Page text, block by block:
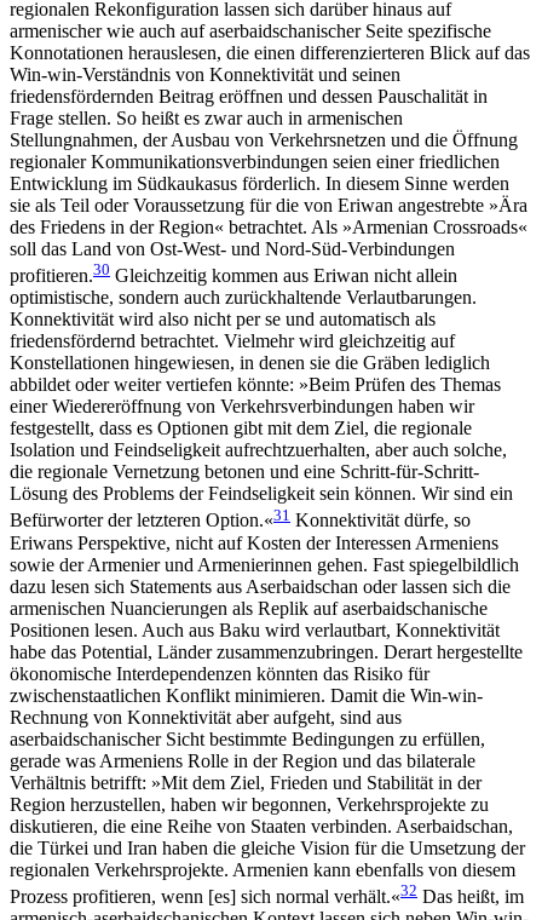
regionalen Rekonfiguration lassen sich darüber hinaus auf
armenischer wie auch auf aser­baidschanischer Seite spezifische
Konnotationen herauslesen, die einen differenzierteren Blick auf das
Win-win-Verständnis von Konnektivität und seinen
friedensfördernden Beitrag eröffnen und dessen Pau­schalität in
Frage stellen. So heißt es zwar auch in armenischen
Stellungnahmen, der Ausbau von Ver­kehrsnetzen und die Öffnung
regionaler Kommuni­kationsverbindungen seien einer friedlichen
Entwick­lung im Südkaukasus förderlich. In diesem Sinne werden
sie als Teil oder Voraussetzung für die von Eriwan angestrebte »Ära
des Friedens in der Region« betrachtet. Als »Armenian Crossroads«
soll das Land von Ost-West- und Nord-Süd-Verbindungen
profitieren.30 Gleichzeitig kommen aus Eriwan nicht allein
optimistische, sondern auch zurückhaltende Verlaut­barungen.
Konnektivität wird also nicht per se und automatisch als
friedensfördernd betrachtet. Viel­mehr wird gleichzeitig auf
Konstellationen hingewiesen, in denen sie die Gräben lediglich
abbildet oder weiter vertiefen könnte: »Beim Prüfen des Themas
einer Wiedereröffnung von Verkehrsverbindungen haben wir
festgestellt, dass es Optionen gibt mit dem Ziel, die regionale
Isolation und Feindseligkeit aufrechtzuerhalten, aber auch solche,
die regionale Vernetzung betonen und eine Schritt-für-Schritt-
Lösung des Problems der Feindseligkeit sein können. Wir sind ein
Befürworter der letzteren Option.«31 Konnektivität dürfe, so
Eriwans Perspektive, nicht auf Kosten der Interessen Armeniens
sowie der Armenier und Armenierinnen gehen. Fast spiegelbildlich
dazu lesen sich Statements aus Aserbaidschan oder lassen sich die
armenischen Nuancierungen als Replik auf aserbaidschanische
Positionen lesen. Auch aus Baku wird verlautbart, Konnektivität
habe das Potential, Länder zusammenzubringen. Derart hergestellte
öko­nomische Interdependenzen könnten das Risiko für
zwischenstaatlichen Konflikt minimieren. Damit die Win-win-
Rechnung von Konnektivität aber auf­geht, sind aus
aserbaidschanischer Sicht bestimmte Bedin­gungen zu erfüllen,
gerade was Armeniens Rolle in der Region und das bilaterale
Verhältnis betrifft: »Mit dem Ziel, Frieden und Stabilität in der
Region herzu­stellen, haben wir begonnen, Verkehrs­projekte zu
diskutieren, die eine Reihe von Staaten verbinden. Aserbaidschan,
die Türkei und Iran haben die gleiche Vision für die Umsetzung der
regionalen Verkehrs­projekte. Armenien kann ebenfalls von diesem
Pro­zess profitieren, wenn [es] sich normal verhält.«32 Das heißt, im